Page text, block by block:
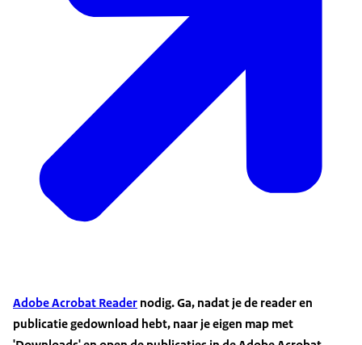
Adobe Acrobat Reader nodig. Ga, nadat je de readeren
publicatie gedownload hebt, naar je eigen map met